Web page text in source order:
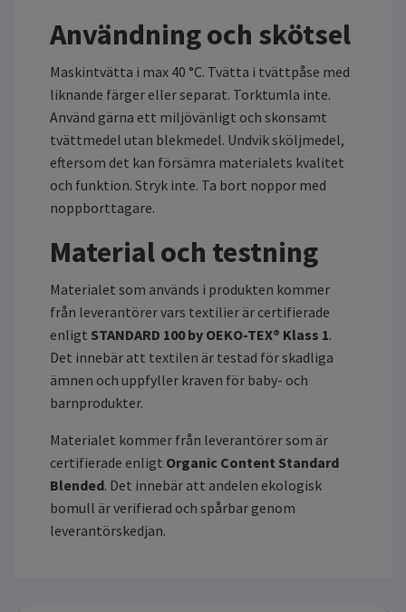
Användning och skötsel
Maskintvätta i max 40 °C. Tvätta i tvättpåse med
liknande färger eller separat. Torktumla inte.
Använd gärna ett miljövänligt och skonsamt
tvättmedel utan blekmedel. Undvik sköljmedel,
eftersom det kan försämra materialets kvalitet
och funktion. Stryk inte. Ta bort noppor med
noppborttagare.
Material och testning
Materialet som används i produkten kommer
från leverantörer vars textilier är certifierade
enligt STANDARD 100 by OEKO-TEX® Klass 1.
Det innebär att textilen är testad för skadliga
ämnen och uppfyller kraven för baby- och
barnprodukter.
Materialet kommer från leverantörer som är
certifierade enligt Organic Content Standard
Blended. Det innebär att andelen ekologisk
bomull är verifierad och spårbar genom
leverantörskedjan.